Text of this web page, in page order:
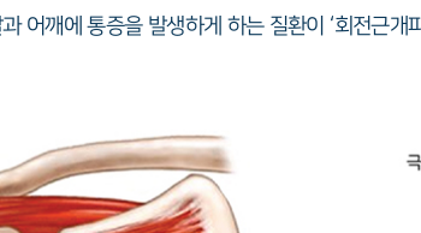
어깨에 통증을 발생하게 하는 질환이 ‘회전근개